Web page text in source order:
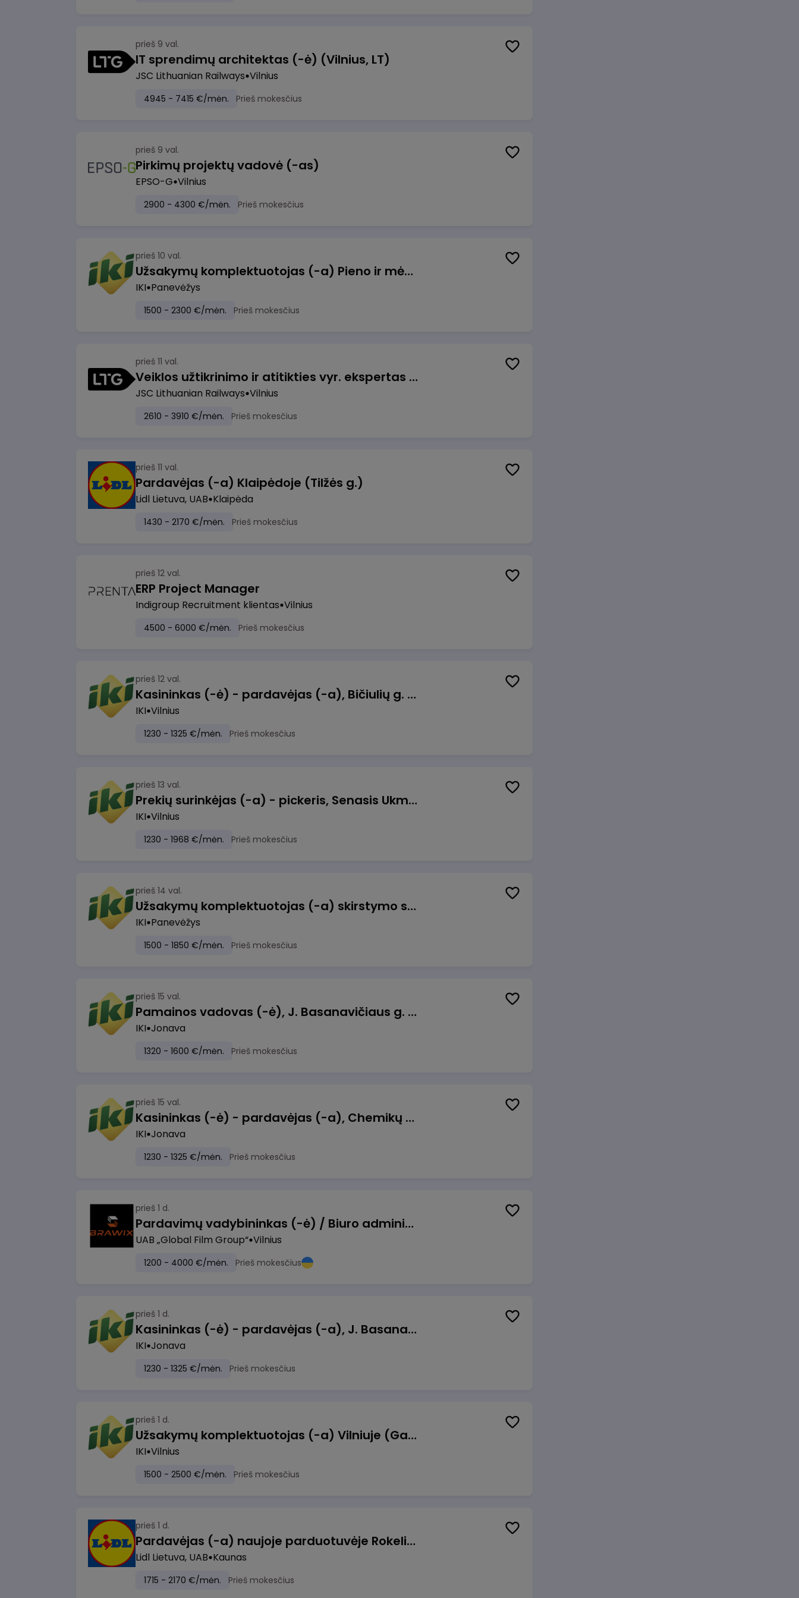
prieš 9 val.
IT sprendimų architektas (-ė) (Vilnius, LT)
JSC Lithuanian Railways Vilnius
4945 - 7415 €/mėn. Prieš mokesčius
prieš 9 val.
Pirkimų projektų vadovė (-as)
EPSO-G Vilnius
2900 - 4300 €/mėn. Prieš mokesčius
prieš 10 val.
Užsakymų komplektuotojas (-a) Pieno ir mėsos sandėlyje
IKI Panevėžys
1500 - 2300 €/mėn. Prieš mokesčius
prieš 11 val.
Veiklos užtikrinimo ir atitikties vyr. ekspertas (-ė) (Vilnius, LT)
JSC Lithuanian Railways Vilnius
2610 - 3910 €/mėn. Prieš mokesčius
prieš 11 val.
Pardavėjas (-a) Klaipėdoje (Tilžės g.)
Lidl Lietuva, UAB Klaipėda
1430 - 2170 €/mėn. Prieš mokesčius
prieš 12 val.
ERP Project Manager
Indigroup Recruitment klientas Vilnius
4500 - 6000 €/mėn. Prieš mokesčius
prieš 12 val.
Kasininkas (-ė) - pardavėjas (-a), Bičiulių g. 36, Bukiškis, Vilnius
IKI Vilnius
1230 - 1325 €/mėn. Prieš mokesčius
prieš 13 val.
Prekių surinkėjas (-a) - pickeris, Senasis Ukmergės kelias 8, Avižieniai
IKI Vilnius
1230 - 1968 €/mėn. Prieš mokesčius
prieš 14 val.
Užsakymų komplektuotojas (-a) skirstymo sandėlyje
IKI Panevėžys
1500 - 1850 €/mėn. Prieš mokesčius
prieš 15 val.
Pamainos vadovas (-ė), J. Basanavičiaus g. 6, Jonava
IKI Jonava
1320 - 1600 €/mėn. Prieš mokesčius
prieš 15 val.
Kasininkas (-ė) - pardavėjas (-a), Chemikų g. 1, Jonava
IKI Jonava
1230 - 1325 €/mėn. Prieš mokesčius
prieš 1 d.
Pardavimų vadybininkas (-ė) / Biuro administratorius (-ė) (B2B)
UAB „Global Film Group“ Vilnius
1200 - 4000 €/mėn. Prieš mokesčius
prieš 1 d.
Kasininkas (-ė) - pardavėjas (-a), J. Basanavičiaus g. 6, Jonava
IKI Jonava
1230 - 1325 €/mėn. Prieš mokesčius
prieš 1 d.
Užsakymų komplektuotojas (-a) Vilniuje (Gariūnai)
IKI Vilnius
1500 - 2500 €/mėn. Prieš mokesčius
prieš 1 d.
Pardavėjas (-a) naujoje parduotuvėje Rokeliuose (NEMOKAMAS TRANSPORTAS)
Lidl Lietuva, UAB Kaunas
1715 - 2170 €/mėn. Prieš mokesčius